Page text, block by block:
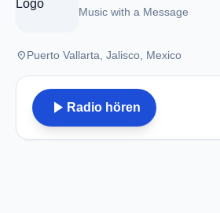
Music with a Message
placePuerto Vallarta, Jalisco, Mexico
play_arrow Radio hören